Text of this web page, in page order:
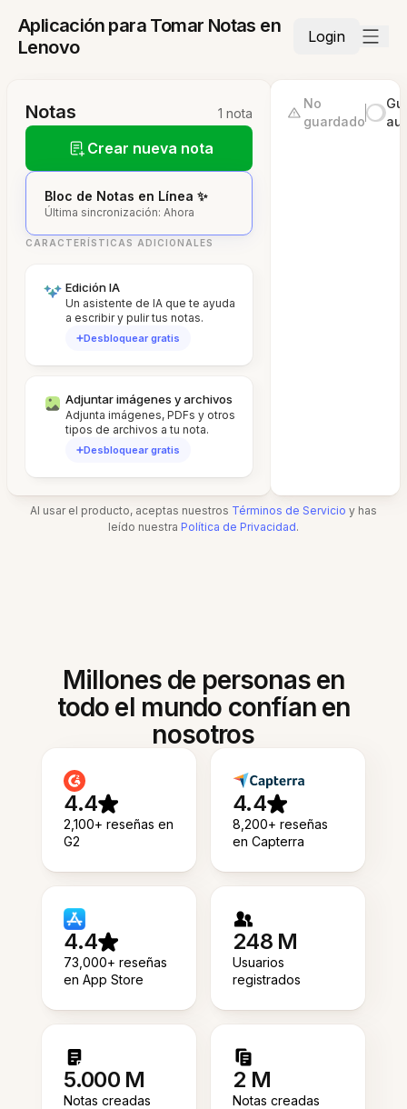
Aplicación para Tomar Notas en
Lenovo
Login
Notas 1 nota
Crear nueva nota
Bloc de Notas en Línea ✨
Última sincronización: Ahora
CARACTERÍSTICAS ADICIONALES
Edición IA
Un asistente de IA que te ayuda
a escribir y pulir tus notas.
Desbloquear gratis
Adjuntar imágenes y archivos
Adjunta imágenes, PDFs y otros
tipos de archivos a tu nota.
Desbloquear gratis
No
guardado
Al usar el producto, aceptas nuestros Términos de Servicio y has
leído nuestra Política de Privacidad.
Millones de personas en
todo el mundo confían en
nosotros
4.4
2,100+ reseñas en
G2
4.4
8,200+ reseñas
en Capterra
4.4
73,000+ reseñas
en App Store
248 M
Usuarios
registrados
5.000 M
Notas creadas
2 M
Notas creadas